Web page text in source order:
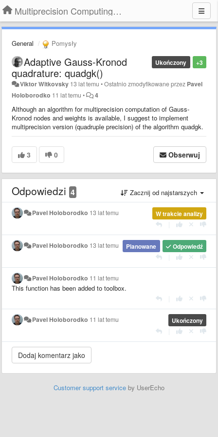
Multiprecision Computing Toolbox for MATLAB
General Pomysły
+3
Ukończony
Adaptive Gauss-Kronod
quadrature: quadgk()
Viktor Witkovsky 13 lat temu •Ostatnio zmodyfikowane przez Pavel
Holoborodko 11 lat temu • 4
Although an algorithm for multiprecision computation of Gauss-
Kronod nodes and weights is available, I suggest to implement
multiprecision version (quadruple precision) of the algorithm quadgk.
3 0 Obserwuj
Odpowiedzi 4 Zacznij od najstarszych
W trakcie analizy
Pavel Holoborodko 13 lat temu
Odpowiedź
Planowane
Pavel Holoborodko 13 lat temu
Pavel Holoborodko 11 lat temu
This function has been added to toolbox.
Ukończony
Pavel Holoborodko 11 lat temu
Customer support service by UserEcho